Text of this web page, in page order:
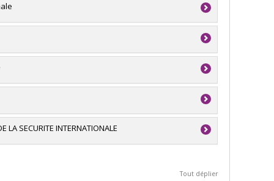
(FQRSC)
recherche - Stade de développement :
Canada
Canada
LA SECURITE INTERNATIONALE
Tout déplier